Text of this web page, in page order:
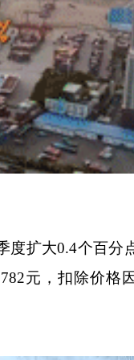
扩大0.4个百分
元，扣除价格